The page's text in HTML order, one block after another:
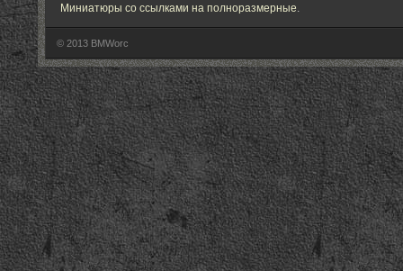
Миниатюры со ссылками на полноразмерные.
© 2013 BMWorc